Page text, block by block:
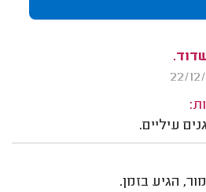
עיליים.
הגיע בזמן.